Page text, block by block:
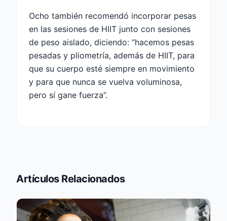
Ocho también recomendó incorporar pesas
en las sesiones de HIIT junto con sesiones
de peso aislado, diciendo: “hacemos pesas
pesadas y pliometría, además de HIIT, para
que su cuerpo esté siempre en movimiento
y para que nunca se vuelva voluminosa,
pero sí gane fuerza”.
Artículos Relacionados